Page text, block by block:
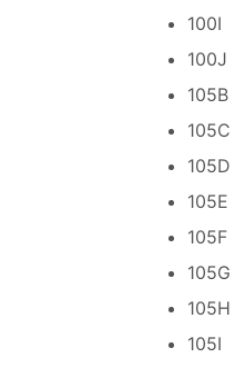
100I
100J
105B
105C
105D
105E
105F
105G
105H
105I